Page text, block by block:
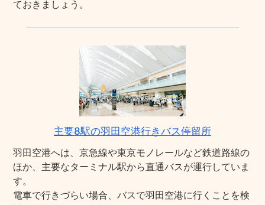
ておきましょう。
主要8駅の羽田空港行きバス停留所
羽田空港へは、京急線や東京モノレールなど鉄道路線の
ほか、主要なターミナル駅から直通バスが運行していま
す。
電車で行きづらい場合、バスで羽田空港に行くことを検